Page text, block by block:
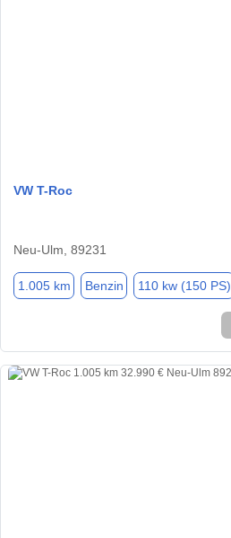
VW T-Roc
Neu-Ulm, 89231
1.005 km Benzin 110 kw (150 PS)